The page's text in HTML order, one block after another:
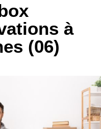
à
(06)